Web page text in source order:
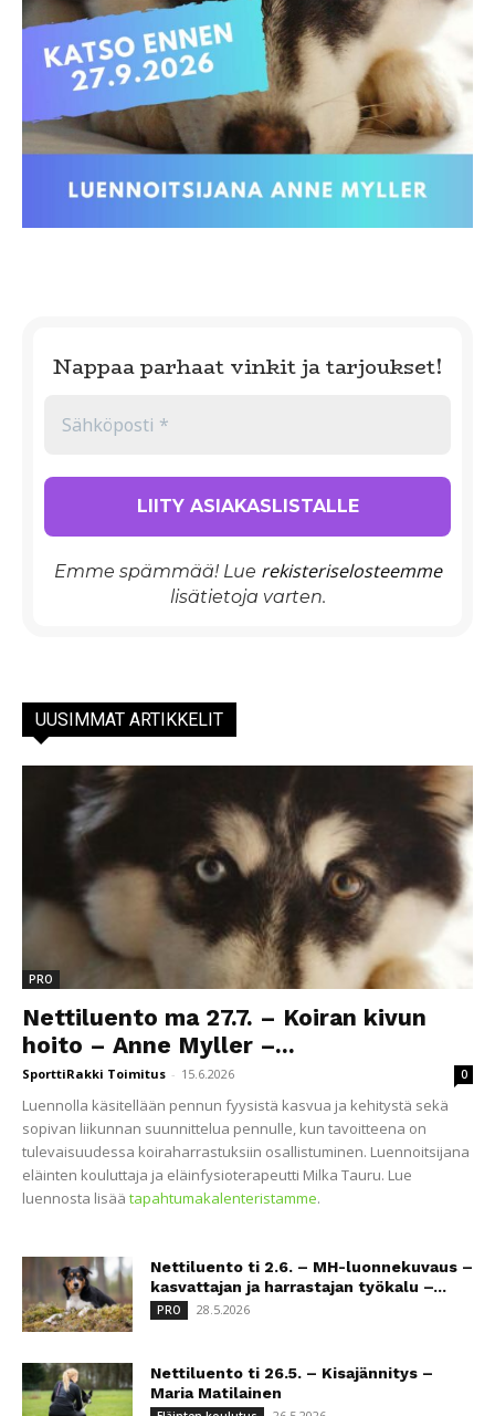
Nappaa parhaat vinkit ja tarjoukset!
Emme spämmää! Lue rekisteriselosteemme
lisätietoja varten.
UUSIMMAT ARTIKKELIT
PRO
Nettiluento ma 27.7. – Koiran kivun
hoito – Anne Myller –...
SporttiRakki Toimitus - 15.6.2026 0
Luennolla käsitellään pennun fyysistä kasvua ja kehitystä sekä
sopivan liikunnan suunnittelua pennulle, kun tavoitteena on
tulevaisuudessa koiraharrastuksiin osallistuminen. Luennoitsijana
eläinten kouluttaja ja eläinfysioterapeutti Milka Tauru. Lue
luennosta lisää tapahtumakalenteristamme.
Nettiluento ti 2.6. – MH-luonnekuvaus –
kasvattajan ja harrastajan työkalu –...
PRO 28.5.2026
Nettiluento ti 26.5. – Kisajännitys –
Maria Matilainen